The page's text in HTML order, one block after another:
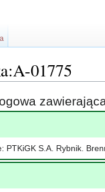
01775
PTKiGK S.A. Rybnik.